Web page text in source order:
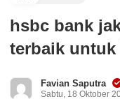
hsbc bank
terbaik
Favian Saputra
Sabtu, 18 Oktober